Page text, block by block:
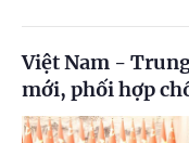
Việt Nam -
mới, phối hợp